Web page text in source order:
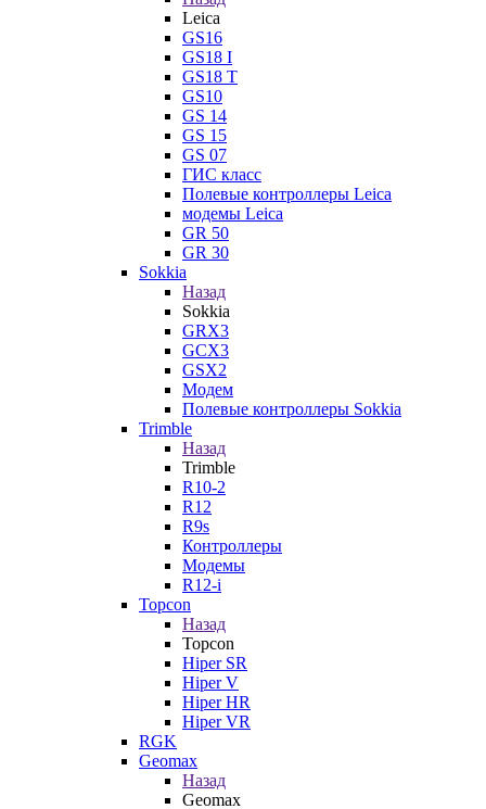
Leica
GS16
GS18 I
GS18 T
GS10
GS 14
GS 15
GS 07
ГИС класс
Полевые контроллеры Leica
модемы Leica
GR 50
GR 30
Sokkia
Назад
Sokkia
GRX3
GCX3
GSX2
Модем
Полевые контроллеры Sokkia
Trimble
Назад
Trimble
R10-2
R12
R9s
Контроллеры
Модемы
R12-i
Topcon
Назад
Topcon
Hiper SR
Hiper V
Hiper HR
Hiper VR
RGK
Geomax
Назад
Geomax